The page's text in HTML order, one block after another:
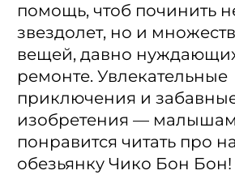
помощь, чтоб починить
звездолет, но и
вещей, давно
ремонте. Увлекательные
приключения и
изобретения —
понравится читать про
обезьянку Чико Бон Бон!